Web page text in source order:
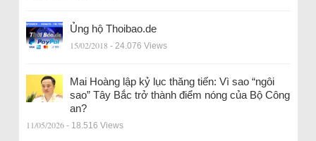
Ủng hộ Thoibao.de
15/02/2018 - 24.076 Views
Mai Hoàng lập kỷ lục thăng tiến: Vì sao “ngôi
sao” Tây Bắc trở thành điểm nóng của Bộ Công
an?
11/05/2026 - 18.516 Views